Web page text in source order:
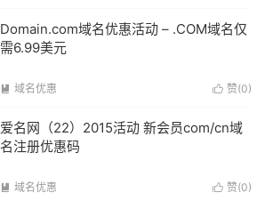
Domain.com域名优惠活动 – .COM域名仅
需6.99美元
 赞(0)
 域名优惠
爱名网（22）2015活动 新会员com/cn域
名注册优惠码
 赞(0)
 域名优惠